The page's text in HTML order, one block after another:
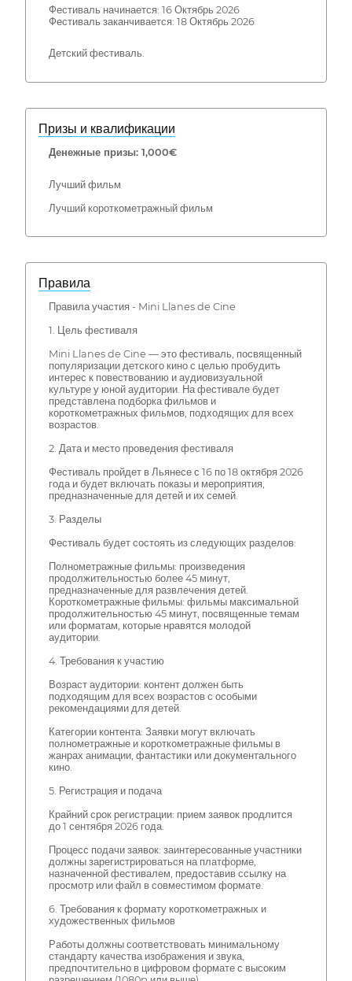
Фестиваль начинается: 16 Октябрь 2026
Фестиваль заканчивается: 18 Октябрь 2026
Детский фестиваль.
Призы и квалификации
Денежные призы: 1,000€
Лучший фильм
Лучший короткометражный фильм
Правила
Правила участия - Mini Llanes de Cine
1. Цель фестиваля
Mini Llanes de Cine — это фестиваль, посвященный
популяризации детского кино с целью пробудить
интерес к повествованию и аудиовизуальной
культуре у юной аудитории. На фестивале будет
представлена подборка фильмов и
короткометражных фильмов, подходящих для всех
возрастов.
2. Дата и место проведения фестиваля
Фестиваль пройдет в Льянесе с 16 по 18 октября 2026
года и будет включать показы и мероприятия,
предназначенные для детей и их семей.
3. Разделы
Фестиваль будет состоять из следующих разделов:
Полнометражные фильмы: произведения
продолжительностью более 45 минут,
предназначенные для развлечения детей.
Короткометражные фильмы: фильмы максимальной
продолжительностью 45 минут, посвященные темам
или форматам, которые нравятся молодой
аудитории.
4. Требования к участию
Возраст аудитории: контент должен быть
подходящим для всех возрастов с особыми
рекомендациями для детей.
Категории контента: Заявки могут включать
полнометражные и короткометражные фильмы в
жанрах анимации, фантастики или документального
кино.
5. Регистрация и подача
Крайний срок регистрации: прием заявок продлится
до 1 сентября 2026 года.
Процесс подачи заявок: заинтересованные участники
должны зарегистрироваться на платформе,
назначенной фестивалем, предоставив ссылку на
просмотр или файл в совместимом формате.
6. Требования к формату короткометражных и
художественных фильмов
Работы должны соответствовать минимальному
стандарту качества изображения и звука,
предпочтительно в цифровом формате с высоким